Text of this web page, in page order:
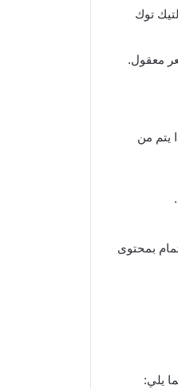
توك
معقول.
يتم من
بمحتوى
يلي: